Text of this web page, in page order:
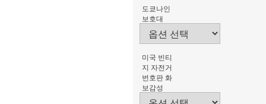
도쿄나인
보호대
미국 빈티
지 자전거
번호판 화
보감성